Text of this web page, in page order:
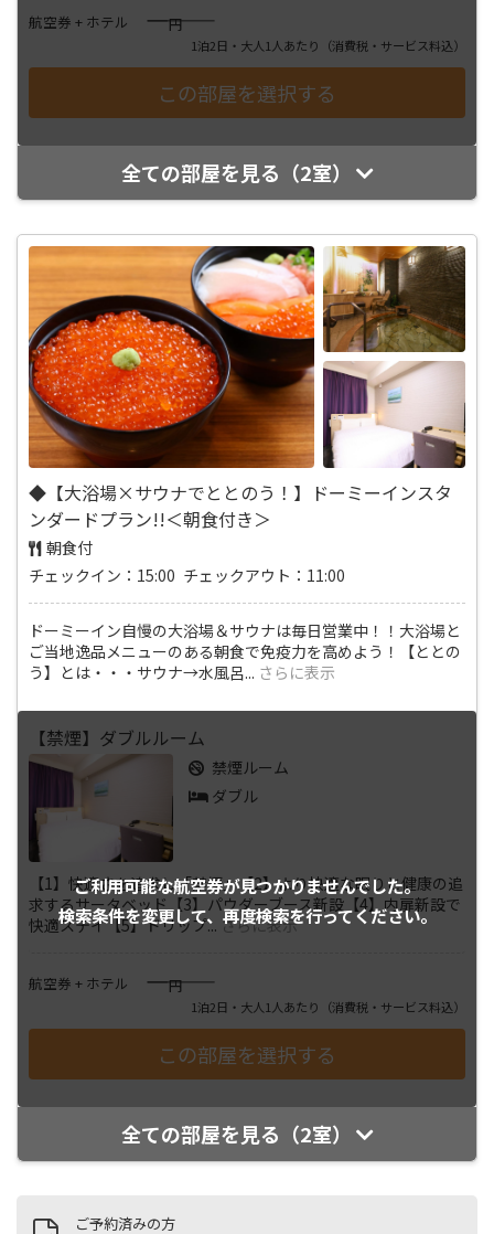
航空券 + ホテル ――――円
1泊2日・大人1人あたり （消費税・サービス料込）
全ての部屋を見る（2室）
◆【大浴場×サウナでととのう！】ドーミーインスタ
ンダードプラン!!＜朝食付き＞
朝食付
チェックイン：15:00 チェックアウト：11:00
ドーミーイン自慢の大浴場＆サウナは毎日営業中！！大浴場と
ご当地逸品メニューのある朝食で免疫力を高めよう！【ととの
う】とは・・・サウナ→水風呂... さらに表示
ご利用可能な航空券が見つかりませんでした。
検索条件を変更して、再度検索を行ってください。
【禁煙】ダブルルーム
禁煙ルーム
ダブル
【1】快適さを追求し「禁煙」【2】より快適な眠りと健康の追
求するサータベッド【3】パウダーブース新設【4】内扉新設で
快適ステイ【5】ドリップ... さらに表示
航空券 + ホテル ――――円
1泊2日・大人1人あたり （消費税・サービス料込）
全ての部屋を見る（2室）
ご予約済みの方